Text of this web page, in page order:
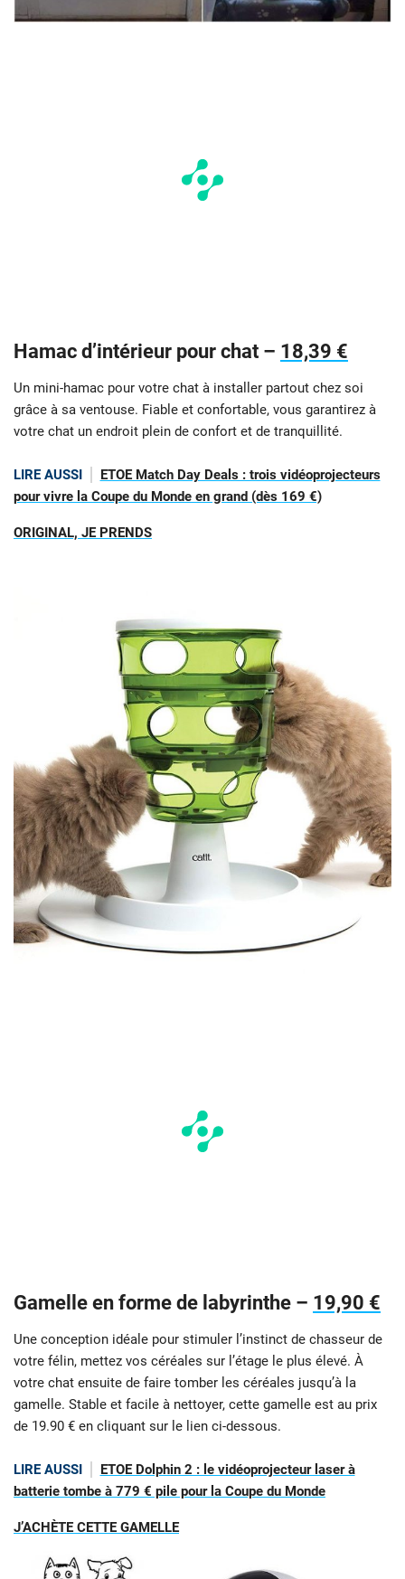
Hamac d’intérieur pour chat – 18,39 €
Un mini-hamac pour votre chat à installer partout chez soi
grâce à sa ventouse. Fiable et confortable, vous garantirez à
votre chat un endroit plein de confort et de tranquillité.
LIRE AUSSI
ETOE Match Day Deals : trois vidéoprojecteurs
pour vivre la Coupe du Monde en grand (dès 169 €)
ORIGINAL, JE PRENDS
Gamelle en forme de labyrinthe – 19,90 €
Une conception idéale pour stimuler l’instinct de chasseur de
votre félin, mettez vos céréales sur l’étage le plus élevé. À
votre chat ensuite de faire tomber les céréales jusqu’à la
gamelle. Stable et facile à nettoyer, cette gamelle est au prix
de 19.90 € en cliquant sur le lien ci-dessous.
LIRE AUSSI
ETOE Dolphin 2 : le vidéoprojecteur laser à
batterie tombe à 779 € pile pour la Coupe du Monde
J’ACHÈTE CETTE GAMELLE